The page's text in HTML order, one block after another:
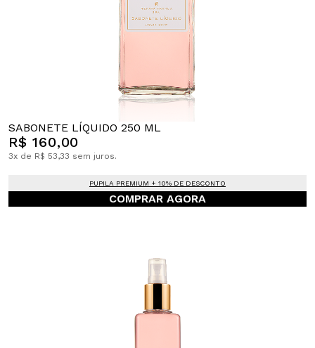
SABONETE LÍQUIDO 250 ML
R$ 160,00
3x de R$ 53,33 sem juros.
PUPILA PREMIUM + 10% DE DESCONTO
COMPRAR AGORA